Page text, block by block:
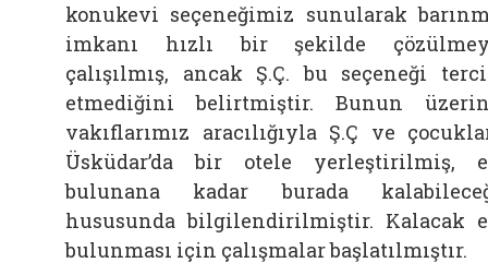
konukevi seçeneğimiz sunularak
imkanı hızlı bir şekilde
çalışılmış, ancak Ş.Ç. bu seçeneği
etmediğini belirtmiştir. Bunun
vakıflarımız aracılığıyla Ş.Ç ve
Üsküdar’da bir otele yerleştirilmiş,
bulunana kadar burada
hususunda bilgilendirilmiştir. Kalacak
bulunması için çalışmalar başlatılmıştır.